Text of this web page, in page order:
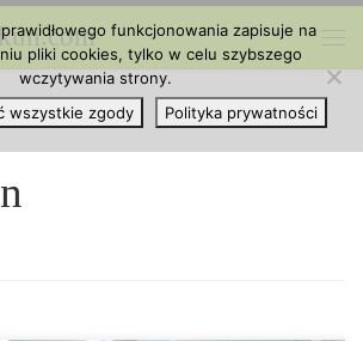
funkcjonowania zapisuje na
pliki cookies, tylko w celu szybszego
wczytywania strony.
wszystkie zgody Polityka prywatności